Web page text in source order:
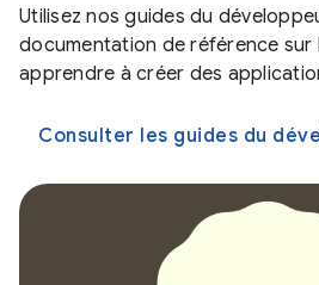
Utilisez nos guides du
documentation de référence sur
apprendre à créer des
Consulter les guides du